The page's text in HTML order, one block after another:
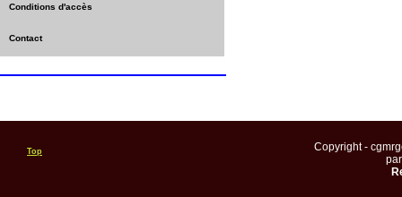
Conditions d'accès
Contact
Top
Copyright -